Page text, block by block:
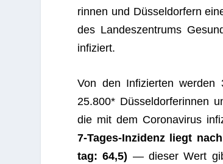
rin­nen und Düs­sel­dor­fern
des Lan­des­zen­trums
infiziert.
Von den Infi­zier­ten wer­den
25.800* Düs­sel­dor­fe­rin­nen
die mit dem Coro­na­vi­rus
7‑Ta­ges-Inzi­denz liegt
tag: 64,5) — die­ser Wert